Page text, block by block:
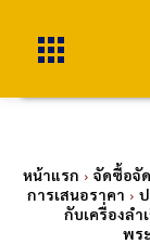
หน้าแรก จัดซื้อจั
การเสนอราคา
กับเครื่องลำ
พร